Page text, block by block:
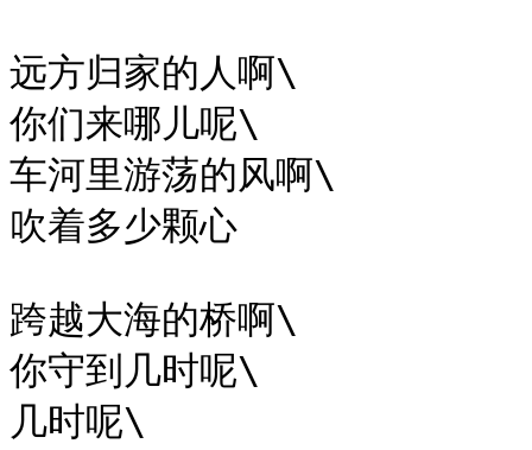
远方归家的人啊\
你们来哪儿呢\
车河里游荡的风啊\
吹着多少颗心
跨越大海的桥啊\
你守到几时呢\
几时呢\